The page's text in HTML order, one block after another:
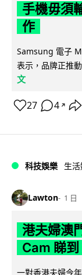
手機毋須
作
Samsung 電子
表示，品牌正推
文
27 4 ↗
科技娛樂 生
Lawton 1 日
港夫婦澳
Cam 睇
一對香港夫婦今